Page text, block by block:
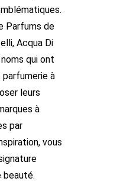
Parfums de
Acqua Di
qui ont
parfumerie à
leurs
à
par
vous